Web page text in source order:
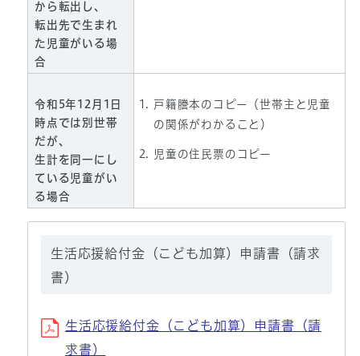
から転出し、
転出先で生まれ
た児童がいる場
合
令和5年12月1日
時点では別世帯
だが、
生計を同一にし
ている児童がい
る場合
戸籍謄本のコピー（世帯主と児童
の関係がわかること）
児童の住民票のコピー
生活応援給付金（こども加算）申請書（請求
書）
生活応援給付金（こども加算）申請書（請
求書）